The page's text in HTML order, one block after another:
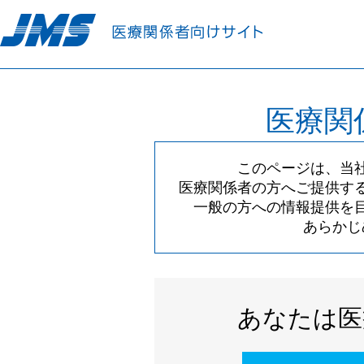
医療
このページは、当
医療関係者の方へご提供す
一般の方への情報提供を
あらか
あなたは